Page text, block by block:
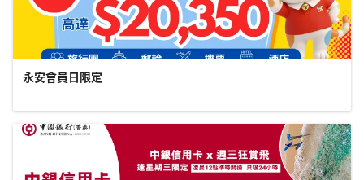
永安會員日限定